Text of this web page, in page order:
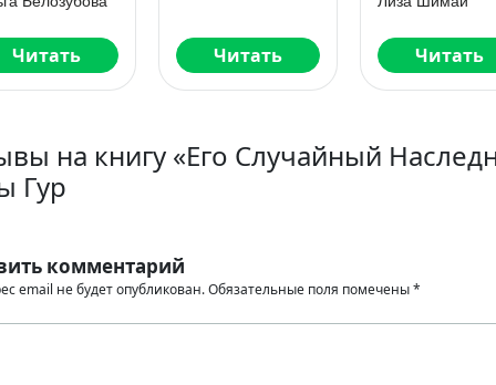
Читать Читать
на книгу «Его Случайный
Гур
комментарий
email не будет опубликован.Обязательные поля помечены*